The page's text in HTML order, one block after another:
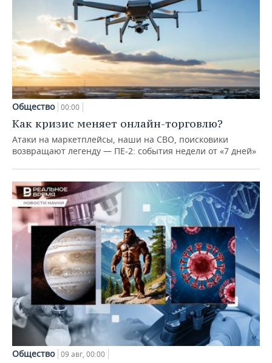
Общество 00:00
Как кризис меняет онлайн-торговлю?
Атаки на маркетплейсы, наши на СВО, поисковики
возвращают легенду — ПЕ-2: события недели от «7 дней»
Общество 09 авг, 00:00